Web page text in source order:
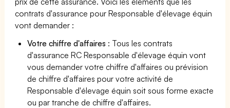
contrats d'assurance pour Responsable d'élevage équin
vont demander :
Votre chiffre d'affaires : Tous les contrats
d'assurance RC Responsable d'élevage équin vont
vous demander votre chiffre d'affaires ou prévision
de chiffre d'affaires pour votre activité de
Responsable d'élevage équin soit sous forme exacte
ou par tranche de chiffre d'affaires.